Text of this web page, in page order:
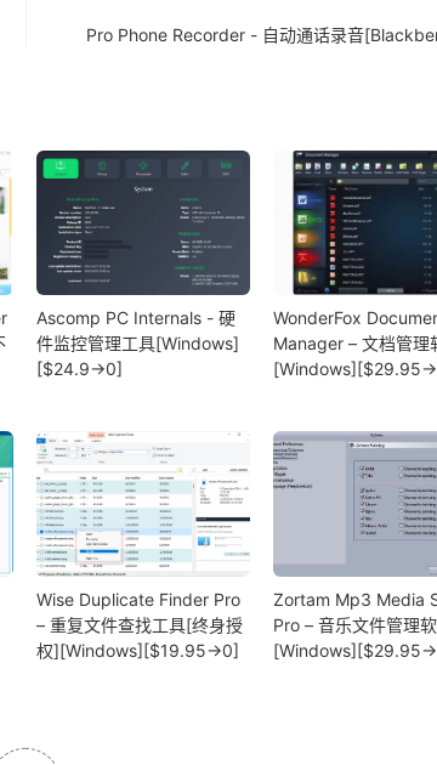
Pro Phone Recorder - 自动通话录音
Ascomp PC Internals - 硬
件监控管理工具[Windows]
[$24.9→0]
WonderFox
Manager – 文档管理
Wise Duplicate Finder Pro
– 重复文件查找工具[终身授
权][Windows][$19.95→0]
Zortam Mp3 Media
Pro – 音乐文件管理